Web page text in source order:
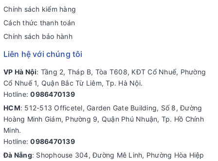
Chính sách kiểm hàng
Cách thức thanh toán
Chính sách bảo hành
Liên hệ với chúng tôi
VP Hà Nội: Tầng 2, Tháp B, Tòa T608, KĐT Cổ Nhuế, Phường
Cổ Nhuế 1, Quận Bắc Từ Liêm, Tp. Hà Nội.
Hotline:0986470139
HCM: 512-513 Officetel, Garden Gate Building, Số 8, Đường
Hoàng Minh Giám, Phường 9, Quận Phú Nhuận, Tp. Hồ Chính
Minh.
Hotline:0986470139
Đà Nẵng: Shophouse 304, Đường Mê Linh, Phường Hòa Hiệp